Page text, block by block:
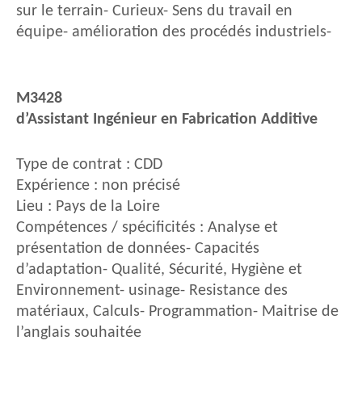
sur le terrain- Curieux- Sens du travail en
équipe- amélioration des procédés industriels-
M3428
d’Assistant Ingénieur en Fabrication Additive
Type de contrat : CDD
Expérience : non précisé
Lieu : Pays de la Loire
Compétences / spécificités : Analyse et
présentation de données- Capacités
d’adaptation- Qualité, Sécurité, Hygiène et
Environnement- usinage- Resistance des
matériaux, Calculs- Programmation- Maitrise de
l’anglais souhaitée